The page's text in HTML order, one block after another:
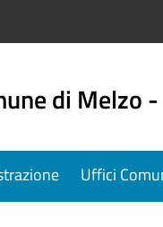
di Melzo
Uffici